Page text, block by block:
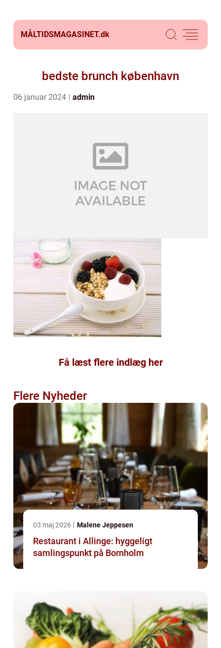
MÅLTIDSMAGASINET.dk
bedste brunch københavn
06 januar 2024 admin
Få læst flere indlæg her
Flere Nyheder
03 maj 2026 Malene Jeppesen
Restaurant i Allinge: hyggeligt
samlingspunkt på Bornholm